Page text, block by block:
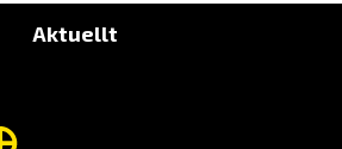
Aktuellt